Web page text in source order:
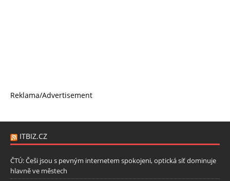
Reklama/Advertisement
ITBIZ.CZ
ČTÚ: Češi jsou s pevným internetem spokojeni, optická síť dominuje
hlavně ve městech